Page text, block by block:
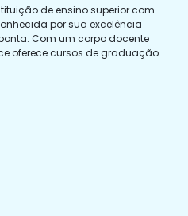
de ensino superior com
por sua excelência
Com um corpo docente
oferece cursos de graduação